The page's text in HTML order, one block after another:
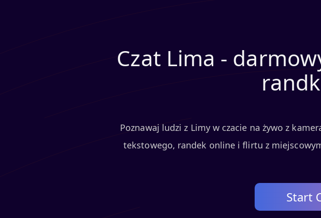
Czat Lima -
Poznawaj ludzi z Limy w czacie na żywo z
tekstowego, randek online i flirtu z
Start